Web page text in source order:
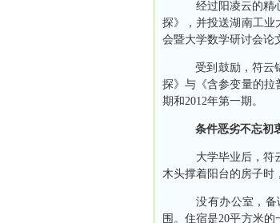
经过阳凌云的精心
探》，并投送湖南工业
会暨大学数学研讨会论
受到鼓励，符云锦
探》与《含参变量的拉
期和2012年第一期。
条件恶劣不忘初
大学毕业后，符云
木头撑着阳台的房子时
没有办公室，备课
围。住宿是20平方米的